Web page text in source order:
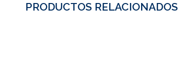
PRODUCTOS RELACIONADOS